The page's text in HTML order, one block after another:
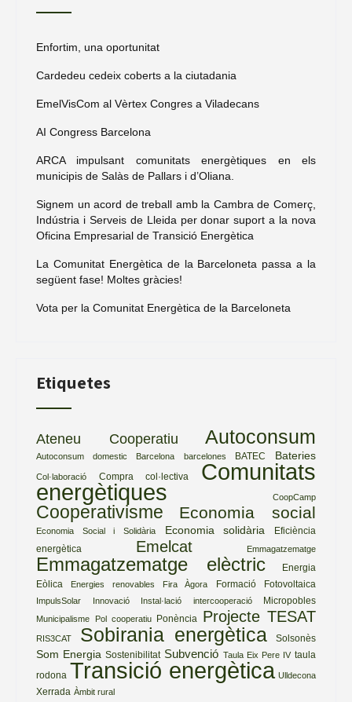
Enfortim, una oportunitat
Cardedeu cedeix coberts a la ciutadania
EmelVisCom al Vèrtex Congres a Viladecans
AI Congress Barcelona
ARCA impulsant comunitats energètiques en els
municipis de Salàs de Pallars i d’Oliana.
Signem un acord de treball amb la Cambra de Comerç,
Indústria i Serveis de Lleida per donar suport a la nova
Oficina Empresarial de Transició Energètica
La Comunitat Energètica de la Barceloneta passa a la
següent fase! Moltes gràcies!
Vota per la Comunitat Energètica de la Barceloneta
Etiquetes
Ateneu Cooperatiu Autoconsum
Autoconsum domestic Barcelona barcelones BATEC Bateries
Col·laboració Compra col·lectiva Comunitats
energètiques CoopCamp
Cooperativisme Economia social
Economia Social i Solidària Economia solidària
Eficiència
energètica
Emelcat Emmagatzematge
Emmagatzematge elèctric
Energia
Eòlica
Energies renovables Fira Àgora Formació Fotovoltaica
ImpulsSolar Innovació Instal·lació intercooperació Micropobles
Municipalisme Pol cooperatiu Ponència Projecte TESAT
RIS3CAT Sobirania energètica Solsonès
Som Energia Sostenibilitat Subvenció Taula Eix Pere IV taula
rodona Transició energètica Ulldecona
Xerrada Àmbit rural